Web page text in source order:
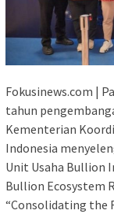
Fokusinews.com |
tahun
Kementerian
Indonesia
Unit Usaha Bullion
Bullion Ecosystem
“Consolidating the